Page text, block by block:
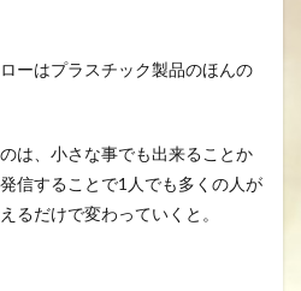
ーはプラスチック製品のほんの
は、小さな事でも出来ることか
信することで1人でも多くの人が
るだけで変わっていくと。